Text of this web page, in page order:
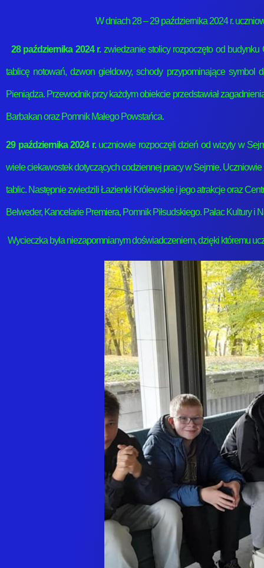
W dniach 28 – 29 października 2024 r.
28 października 2024 r.zwiedzanie stolicy rozpoczęto od budynku
tablicę notowań, dzwon giełdowy, schody przypominające
Pieniądza. Przewodnik przy każdym obiekcie przedstawiał
Barbakan oraz Pomnik Małego Powstańca.
29 października 2024 r. uczniowie rozpoczęli dzień od wizyty w
wiele ciekawostek dotyczących codziennej pracy w Sejmie.
tablic. Następnie zwiedzili Łazienki Królewskie i jego atrakcje oraz
Belweder, Kancelarie Premiera, Pomnik Piłsudskiego. Pałac Kultury
Wycieczka była niezapomnianym doświadczeniem, dzięki któremu